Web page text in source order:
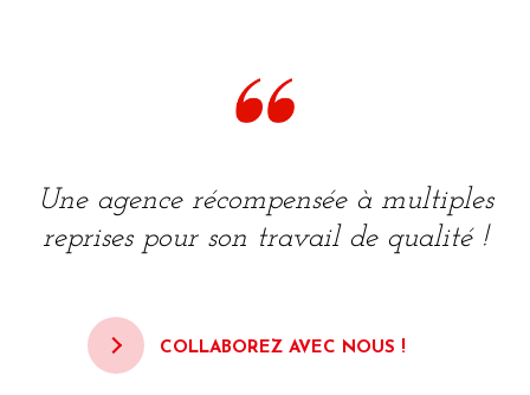
Une agence récompensée à multiples
reprises pour son travail de qualité !
COLLABOREZ AVEC NOUS !